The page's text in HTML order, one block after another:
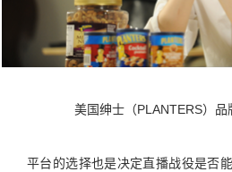
美国绅士（PLANTERS）
平台的选择也是决定直播战役是否